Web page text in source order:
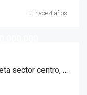
hace 4 años
Local en venta Primer Piso, Sabaneta sector centro, Antioquia